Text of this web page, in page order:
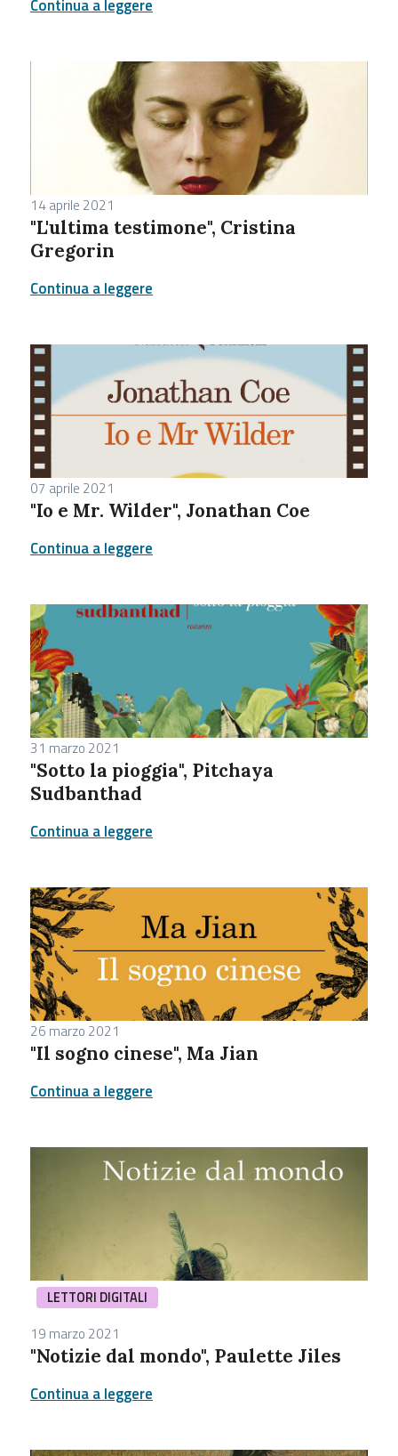
Continua a leggere
14 aprile 2021
"L'ultima testimone", Cristina
Gregorin
Continua a leggere
07 aprile 2021
"Io e Mr. Wilder", Jonathan Coe
Continua a leggere
31 marzo 2021
"Sotto la pioggia", Pitchaya
Sudbanthad
Continua a leggere
26 marzo 2021
"Il sogno cinese", Ma Jian
Continua a leggere
LETTORI DIGITALI
19 marzo 2021
"Notizie dal mondo", Paulette Jiles
Continua a leggere